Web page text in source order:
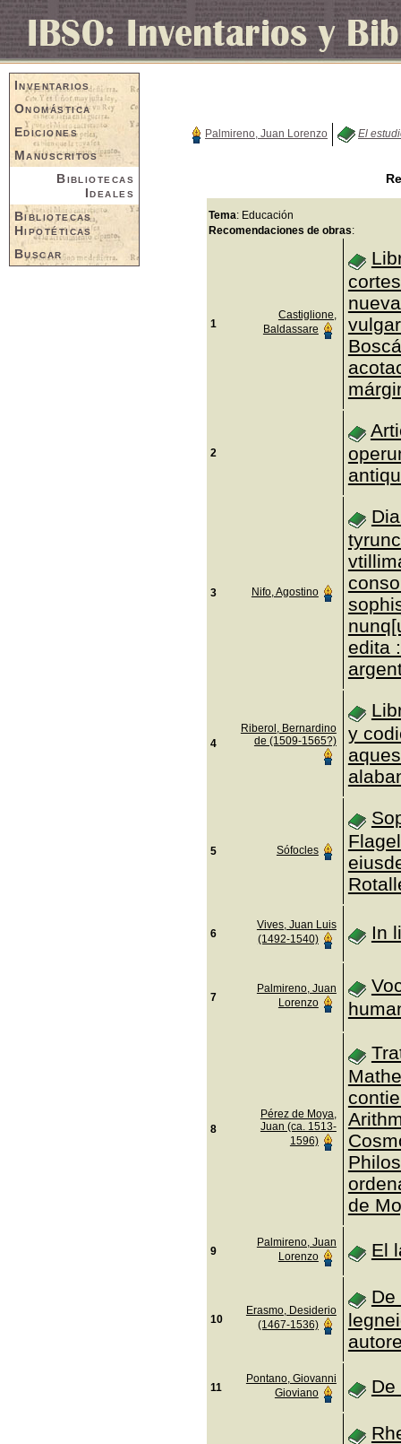
Inventarios
Onomástica
Ediciones
Manuscritos
Bibliotecas
Ideales
Bibliotecas
Hipotéticas
Buscar
Palmireno, Juan Lorenzo El
Tema: Educación
Recomendaciones de obras:
1
Castiglione,
Baldassare
2
3 Nifo, Agostino
edita
4
Riberol, Bernardino
de (1509-1565?)
y
5 Sófocles
6
Vives, Juan Luis
(1492-1540)
In
7
Palmireno, Juan
Lorenzo
8
Pérez de Moya,
Juan (ca. 1513-
1596)
de
9
Palmireno, Juan
Lorenzo
El
10
Erasmo, Desiderio
(1467-1536)
De
11
Pontano, Giovanni
Gioviano
De